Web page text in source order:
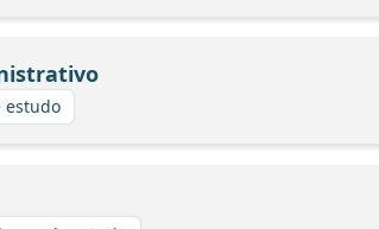
estudo